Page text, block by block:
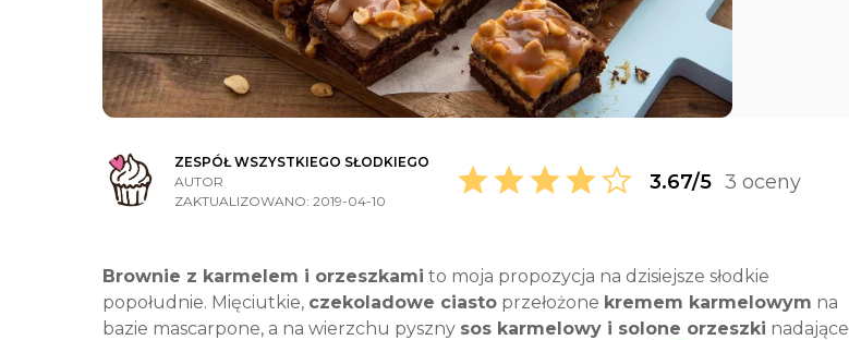
ZESPÓŁ WSZYSTKIEGO SŁODKIEGO
AUTOR
ZAKTUALIZOWANO: 2019-04-10
3.67/5 3 oceny
Brownie z karmelem i orzeszkami to moja propozycja na dzisiejsze słodkie
popołudnie. Mięciutkie, czekoladowe ciasto przełożone kremem karmelowym na
bazie mascarpone, a na wierzchu pyszny sos karmelowy i solone orzeszki nadające